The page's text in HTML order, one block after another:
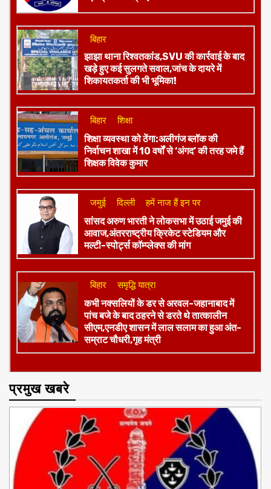
पहले समझाइश,अब सख्ती,राजस्थान पुलिस की
बड़ी ट्रैफिक स्ट्राइक जारी
बिहार
झाझा थाना रिश्वतकांड,SVU की कार्रवाई के बाद
खड़े हुए कई सुलगते सवाल,जांच के दायरे में
शिकायतकर्ता की भी भूमिका!
बिहार शिक्षा
शिक्षा व्यवस्था को ठेंगा:अलीगंज ब्लॉक की
निर्वाचन शाखा में 10 वर्षों से ‘अंगद’ की तरह जमे हैं
शिक्षक विवेक कुमार
जमुई दिल्ली हमें नाज हैं इन पर
​सांसद अरुण भारती ने लोकसभा में उठाई जमुई की
आवाज,अंतरराष्ट्रीय क्रिकेट स्टेडियम और
मल्टी-स्पोर्ट्स कॉम्प्लेक्स की मांग
बिहार समृद्धि यात्रा
कभी नक्सलियों के डर से अरवल-जहानाबाद में
पांच बजे के बाद ठहरने से डरते थे तात्कालीन
सीएम,एनडीए शासन में लाल सलाम का हुआ अंत-
सम्राट चौधरी,गृह मंत्री
प्रमुख खबरे